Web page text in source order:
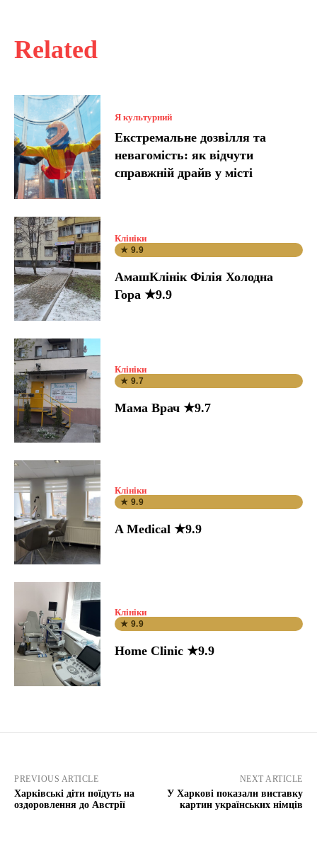
Related
Я культурний
Екстремальне дозвілля та
невагомість: як відчути
справжній драйв у місті
Клініки
★ 9.9
АмашКлінік Філія Холодна
Гора ★9.9
Клініки
★ 9.7
Мама Врач ★9.7
Клініки
★ 9.9
A Medical ★9.9
Клініки
★ 9.9
Home Clinic ★9.9
PREVIOUS ARTICLE
Харківські діти поїдуть на
оздоровлення до Австрії
NEXT ARTICLE
У Харкові показали виставку
картин українських німців